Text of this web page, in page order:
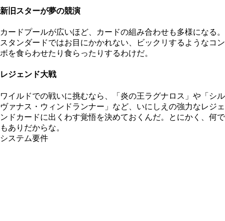
新旧スターが夢の競演
カードプールが広いほど、カードの組み合わせも多様になる。
スタンダードではお目にかかれない、ビックリするようなコン
ボを食らわせたり食らったりするわけだ。
レジェンド大戦
ワイルドでの戦いに挑むなら、「炎の王ラグナロス」や「シル
ヴァナス・ウィンドランナー」など、いにしえの強力なレジェ
ンドカードに出くわす覚悟を決めておくんだ。とにかく、何で
もありだからな。
システム要件